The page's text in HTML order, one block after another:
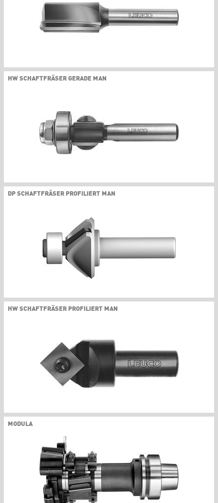
HW SCHAFTFRÄSER GERADE MAN
DP SCHAFTFRÄSER PROFILIERT MAN
HW SCHAFTFRÄSER PROFILIERT MAN
MODULA